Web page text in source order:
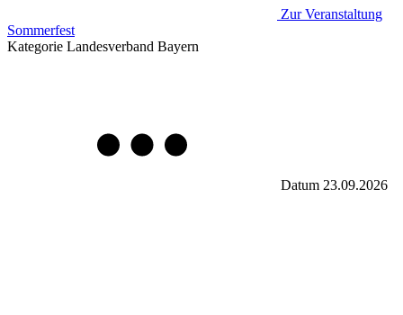
Zur Veranstaltung
Sommerfest
Kategorie Landesverband Bayern
Datum 23.09.2026